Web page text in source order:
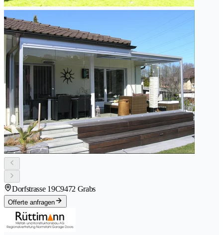
Dorfstrasse 19C9472 Grabs
Offerte anfragen